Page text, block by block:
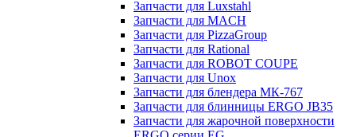
Запчасти для Luxstahl
Запчасти для MACH
Запчасти для PizzaGroup
Запчасти для Rational
Запчасти для ROBOT COUPE
Запчасти для Unox
Запчасти для блендера МК-767
Запчасти для блинницы ERGO JB35
Запчасти для жарочной поверхности